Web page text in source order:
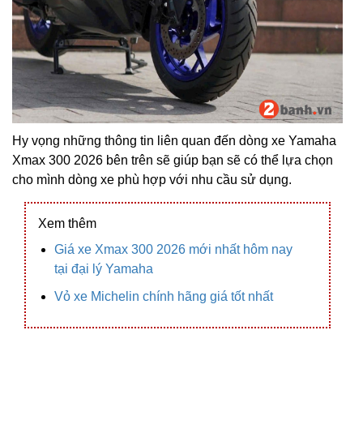
Hy vọng những thông tin liên quan đến dòng xe Yamaha
Xmax 300 2026 bên trên sẽ giúp bạn sẽ có thể lựa chọn
cho mình dòng xe phù hợp với nhu cầu sử dụng.
Xem thêm
Giá xe Xmax 300 2026 mới nhất hôm nay
tại đại lý Yamaha
Vỏ xe Michelin chính hãng giá tốt nhất